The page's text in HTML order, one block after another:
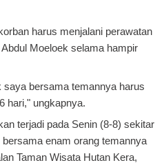
harus menjalani perawatan
Moeloek selama hampir
bersama temannya harus
hari," ungkapnya.
terjadi pada Senin (8-8) sekitar
enam orang temannya
Taman Wisata Hutan Kera,